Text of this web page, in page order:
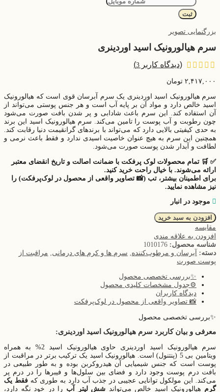
ثبت
بزرگنمایی تصویر
سرم هیالورونیک اسید اوردینری
(دیدگاه کاربر 3
)
۲,۴۱۷,۰۰۰ تومان
سرم هیالورونیک اسید اوردینری یک سرم آبرسان قوی است که هیالورونیک
اسید خالص دارد و مواد آن بر پایه آب است و هر جنس پوستی می‌تواند از
آن استفاده کند. این سرم باعث شادابی و پر شدن بافت صورت می‌‌شود
چون رطوبت و آب پوست را تامین می‌‌کند. سرم هیالورونیک اسید این برند
به حدی کیفیتی بالایی دارد که می‌تواند با برندهای گرانقیمت دنیا رقابت کند.
همچنین این سرم به هیچ عنوان خاصیت اسیدی ندارد و فقط باعث نرمی و
لطافت و آبدار شدن پوست صورت می‌‌‌شود.
✅
🛒 تمام محصولات لوک پرفکت با ضمانت اصالت و تاریخ انقضای معتبر
ارائه می‌شوند. با خیال راحت خرید کنید.
برای اطمینان بیشتر، تب (📸 تصاویر واقعی از محصول در لوک‌پرفکت) را
نیز مشاهده نمایید.
موجود در انبار
افزودن به سبد خرید
مقایسه
افزودن به علاقه مندی
شناسه محصول: 1010176
دسته: آبرسان و مرطوب‌کننده سرم ها و کرم های درمانی
مراقبت از
پوست صورت
✨بررسی تخصصی محصول
⚙️جدول مشخصات کلیدی محصول
دیدگاه کاربران
📸 تصاویر واقعی از محصول در لوک‌پرفکت
✨بررسی تخصصی محصول
معرفی و بیان کاربرد سرم هیالورونیک اسید اوردینری:
سرم هیالورونیک اسید اوردینری حاوی هیالورونیک اسید 2% به همراه
ویتامین بی 5 (پنتنول) است. هیالورونیک اسید یک ترکیب برتر در مراقبت از
پوست است که جنس شیمیایی آن هیدروکربن بوده و به طور طبیعی در
بافت درم پوست وجود دارد و فضای بین سلول‌ها‌ و فیبرها را در درم پر
می‌‌کند. این مولکول توانایی عجیبی در جذب آب دارد به طوری که فقط یک
گرم هیالورونیک اسید خالص می‌تواند شش لیتر آب را در خود نگه دارد،